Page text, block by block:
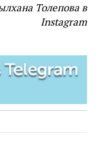
Толепова в
Instagram